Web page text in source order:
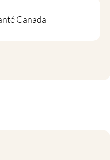
Canada